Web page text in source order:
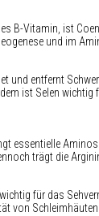
B-Vitamin, ist
und im
und entfernt
ist Selen
essentielle
trägt die
für das
von